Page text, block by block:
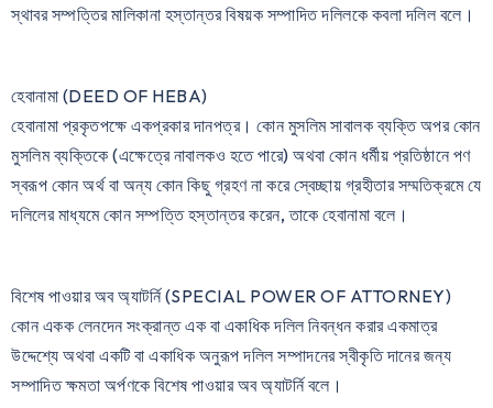
স্থাবর সম্পত্তির মালিকানা হস্তান্তর বিষয়ক সম্পাদিত দলিলকে কবলা দলিল বলে।
হেবানামা (DEED OF HEBA)
হেবানামা প্রকৃতপক্ষে একপ্রকার দানপত্র। কোন মুসলিম সাবালক ব্যক্তি অপর কোন
মুসলিম ব্যক্তিকে (এক্ষেত্রে নাবালকও হতে পারে) অথবা কোন ধর্মীয় প্রতিষ্ঠানে পণ
স্বরূপ কোন অর্থ বা অন্য কোন কিছু গ্রহণ না করে স্বেচ্ছায় গ্রহীতার সম্মতিক্রমে যে
দলিলের মাধ্যমে কোন সম্পত্তি হস্তান্তর করেন, তাকে হেবানামা বলে।
বিশেষ পাওয়ার অব অ্যাটর্নি (SPECIAL POWER OF ATTORNEY)
কোন একক লেনদেন সংক্রান্ত এক বা একাধিক দলিল নিবন্ধন করার একমাত্র
উদ্দেশ্যে অথবা একটি বা একাধিক অনুরূপ দলিল সম্পাদনের স্বীকৃতি দানের জন্য
সম্পাদিত ক্ষমতা অর্পণকে বিশেষ পাওয়ার অব অ্যাটর্নি বলে।